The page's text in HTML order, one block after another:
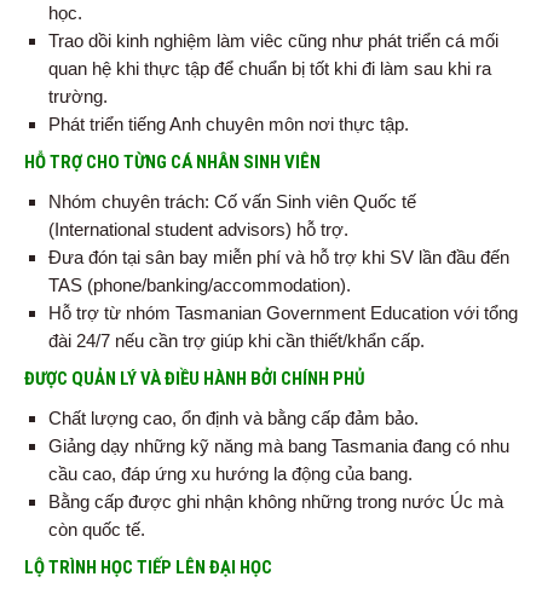
học.
Trao dồi kinh nghiệm làm viêc cũng như phát triển cá mối
quan hệ khi thực tập để chuẩn bị tốt khi đi làm sau khi ra
trường.
Phát triển tiếng Anh chuyên môn nơi thực tập.
HỖ TRỢ CHO TỪNG CÁ NHÂN SINH VIÊN
Nhóm chuyên trách: Cố vấn Sinh viên Quốc tế
(International student advisors) hỗ trợ.
Đưa đón tại sân bay miễn phí và hỗ trợ khi SV lần đầu đến
TAS (phone/banking/accommodation).
Hỗ trợ từ nhóm Tasmanian Government Education với tổng
đài 24/7 nếu cần trợ giúp khi cần thiết/khẩn cấp.
ĐƯỢC QUẢN LÝ VÀ ĐIỀU HÀNH BỞI CHÍNH PHỦ
Chất lượng cao, ổn định và bằng cấp đảm bảo.
Giảng dạy những kỹ năng mà bang Tasmania đang có nhu
cầu cao, đáp ứng xu hướng la động của bang.
Bằng cấp được ghi nhận không những trong nước Úc mà
còn quốc tế.
LỘ TRÌNH HỌC TIẾP LÊN ĐẠI HỌC